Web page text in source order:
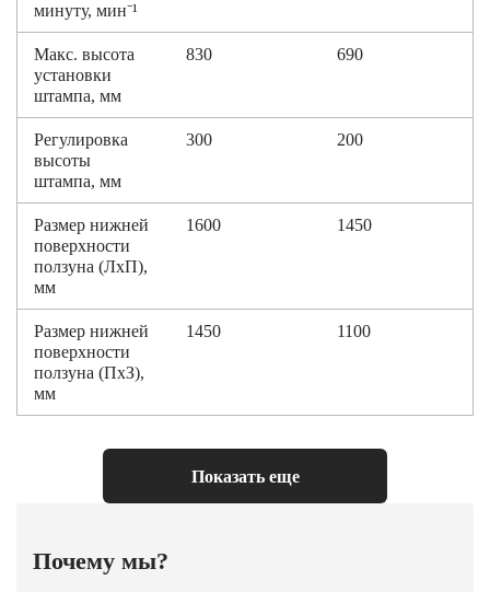
минуту, мин⁻¹
Макс. высота
установки
штампа, мм
830 690
Регулировка
высоты
штампа, мм
300 200
Размер нижней
поверхности
ползуна (ЛxП),
мм
1600 1450
Размер нижней
поверхности
ползуна (ПxЗ),
мм
1450 1100
плиты (ЛxП),
мм
Показать еще
Почему мы?